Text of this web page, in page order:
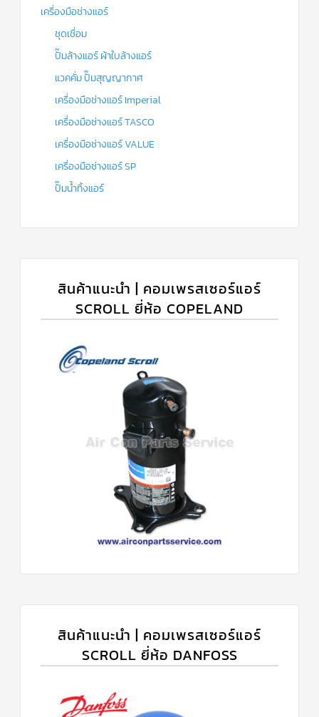
เครื่องมือช่างแอร์
ชุดเชื่อม
ปั๊มล้างแอร์ ผ้าใบล้างแอร์
แวคคั่ม ปั๊มสุญญากาศ
เครื่องมือช่างแอร์ Imperial
เครื่องมือช่างแอร์ TASCO
เครื่องมือช่างแอร์ VALUE
เครื่องมือช่างแอร์ SP
ปั๊มน้ำทิ้งแอร์
สินค้าแนะนำ | คอมเพรสเซอร์แอร์
SCROLL ยี่ห้อ COPELAND
สินค้าแนะนำ | คอมเพรสเซอร์แอร์
SCROLL ยี่ห้อ DANFOSS